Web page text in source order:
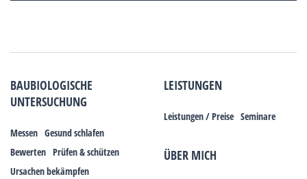
BAUBIOLOGISCHE
UNTERSUCHUNG
Messen Gesund schlafen
Bewerten Prüfen & schützen
Ursachen bekämpfen
LEISTUNGEN
Leistungen / Preise Seminare
ÜBER MICH